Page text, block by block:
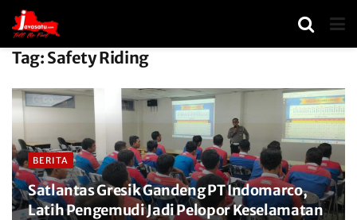
Tag: Safety Riding
BERITA
Satlantas Gresik Gandeng PT Indomarco,
Latih Pengemudi Jadi Pelopor Keselamatan